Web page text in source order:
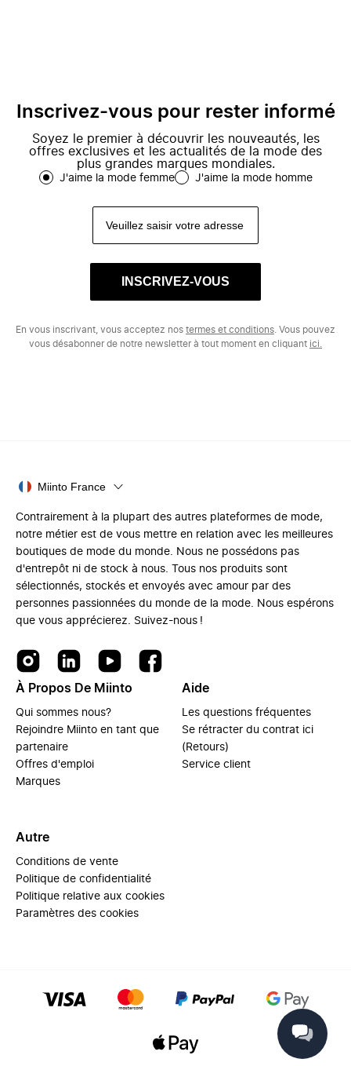
Inscrivez-vous pour rester informé
Soyez le premier à découvrir les nouveautés, les
offres exclusives et les actualités de la mode des
plus grandes marques mondiales.
J'aime la mode femme J'aime la mode homme
INSCRIVEZ-VOUS
En vous inscrivant, vous acceptez nos termes et conditions . Vous pouvez
vous désabonner de notre newsletter à tout moment en cliquant ici.
Miinto France
Contrairement à la plupart des autres plateformes de mode,
notre métier est de vous mettre en relation avec les meilleures
boutiques de mode du monde. Nous ne possédons pas
d'entrepôt ni de stock à nous. Tous nos produits sont
sélectionnés, stockés et envoyés avec amour par des
personnes passionnées du monde de la mode. Nous espérons
que vous apprécierez. Suivez-nous !
À Propos De Miinto
Qui sommes nous?
Rejoindre Miinto en tant que
partenaire
Offres d'emploi
Marques
Aide
Les questions fréquentes
Se rétracter du contrat ici
(Retours)
Service client
Autre
Conditions de vente
Politique de confidentialité
Politique relative aux cookies
Paramètres des cookies